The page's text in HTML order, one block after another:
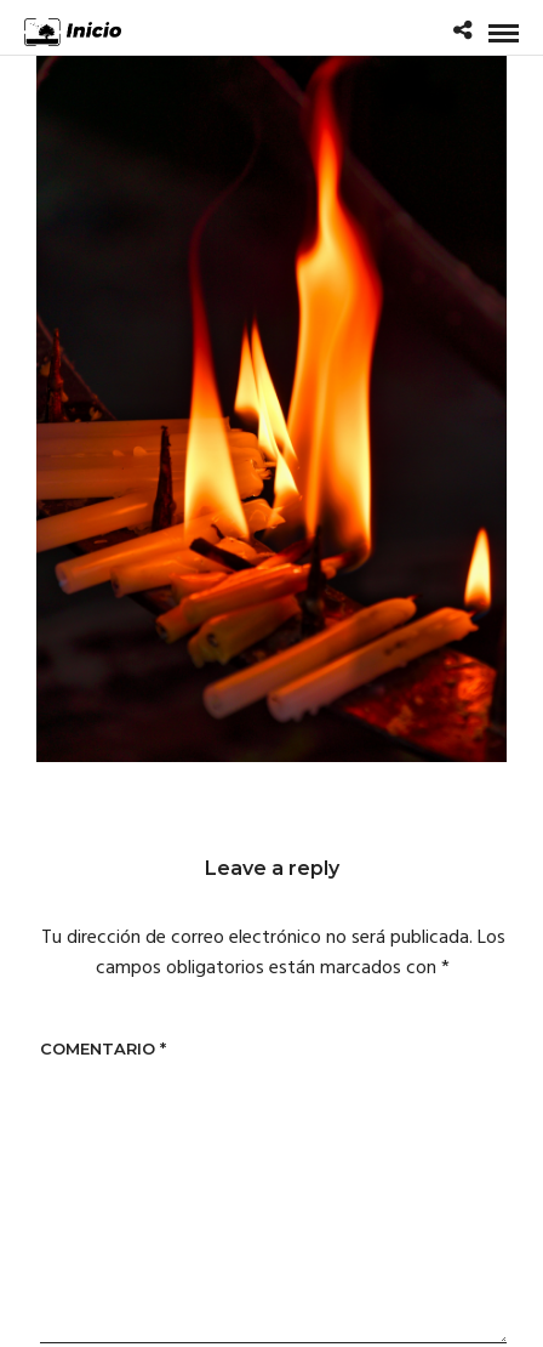
Leave a reply
Tu dirección de correo electrónico no será publicada.Los
campos obligatorios están marcados con*
COMENTARIO *